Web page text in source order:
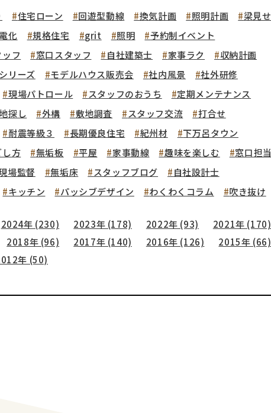
住宅ローン 回遊型動線 換気計画 照明計画
梁見せ
化 規格住宅 grit 照明
予約制イベント
フ 窓口スタッフ 自社建築士 家事ラク
収納計画
リーズ モデルハウス販売会 社内風景
社外研修
現場パトロール スタッフのおうち
定期メンテナンス
探し 外構 敷地調査 スタッフ交流
打合せ
耐震等級３ 長期優良住宅 紀州材
下万呂タウン
方 無垢板 平屋 家事動線 趣味を楽しむ
窓口担当
場監督 無垢床 スタッフブログ
自社設計士
キッチン パッシブデザイン わくわくコラム 吹き抜け
2024年 (230) 2023年 (178) 2022年 (93)
2021年 (170)
2018年 (96) 2017年 (140) 2016年 (126)
2015年 (66)
年 (50)